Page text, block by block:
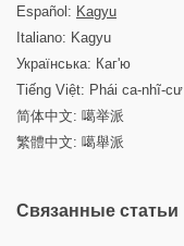
Español: Kagyu
Italiano: Kagyu
Українська: Каг'ю
Tiếng Việt: Phái ca-nhĩ-cư
简体中文: 噶举派
繁體中文: 噶舉派
Связанные статьи